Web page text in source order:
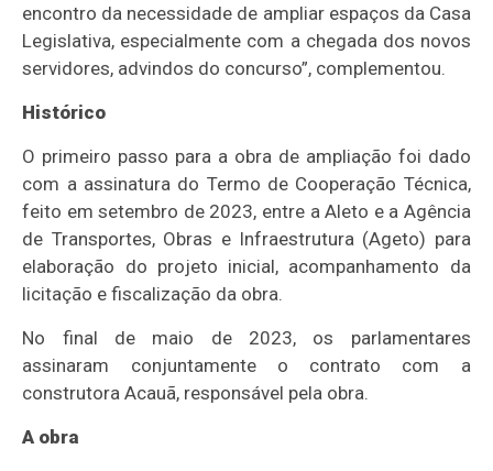
encontro da necessidade de ampliar espaços da Casa
Legislativa, especialmente com a chegada dos novos
servidores, advindos do concurso”, complementou.
Histórico
O primeiro passo para a obra de ampliação foi dado
com a assinatura do Termo de Cooperação Técnica,
feito em setembro de 2023, entre a Aleto e a Agência
de Transportes, Obras e Infraestrutura (Ageto) para
elaboração do projeto inicial, acompanhamento da
licitação e fiscalização da obra.
No final de maio de 2023, os parlamentares
assinaram conjuntamente o contrato com a
construtora Acauã, responsável pela obra.
A obra